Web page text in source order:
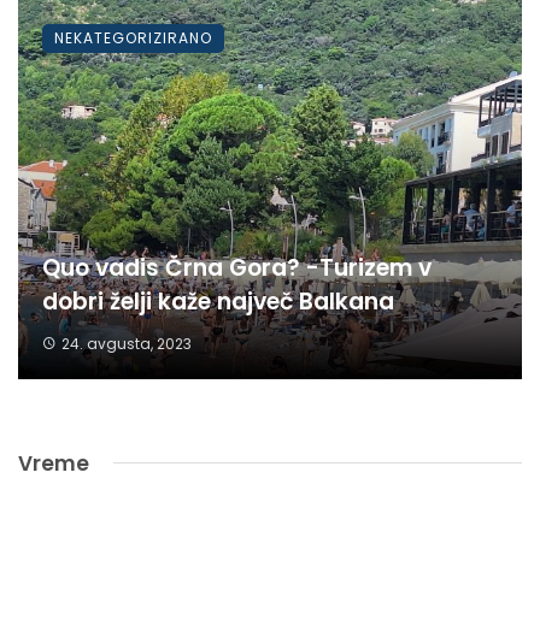
Quo vadis Črna Gora? -Turizem v
dobri želji kaže največ Balkana
24. avgusta, 2023
NEKATEGORIZIRANO
Vreme